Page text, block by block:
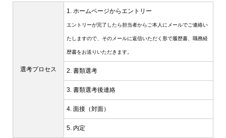
選考プロセス
1. ホームページからエントリー
エントリーが完了したら担当者からご本人にメールでご連絡い
たしますので、 そのメールに返信いただく形で履歴書、職務経
歴書をお送りいただきます。
2. 書類選考
3. 書類選考後連絡
4. 面接（対面）
5. 内定